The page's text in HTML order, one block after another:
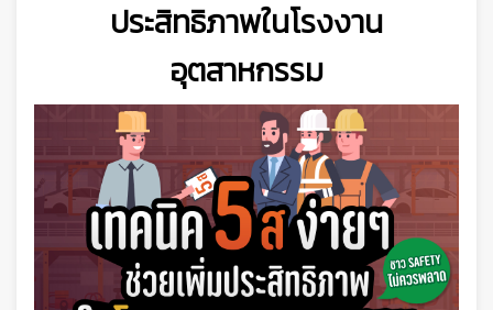
ประสิทธิภาพในโรงงาน
อุตสาหกรรม